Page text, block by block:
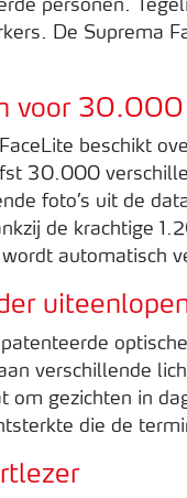
De Suprema
voor 30.000
beschikt
30.000
foto’s uit de
de krachtige
automatisch
verschillende
om gezichten in
die de